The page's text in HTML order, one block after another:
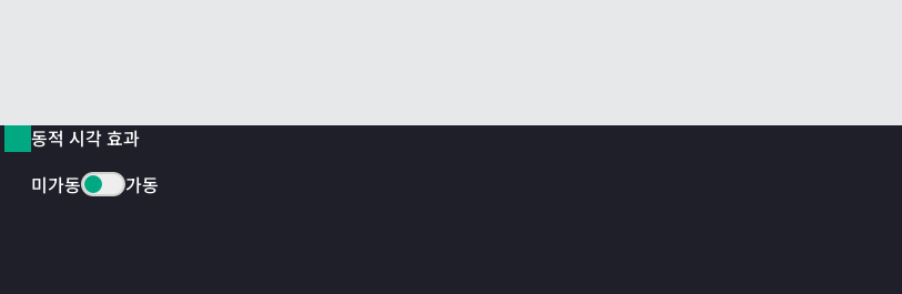
동적 시각 효과
미가동
가동